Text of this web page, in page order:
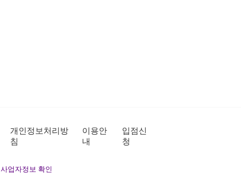
개인정보처리방
침
이용안
내
입점신
청
사업자정보 확인